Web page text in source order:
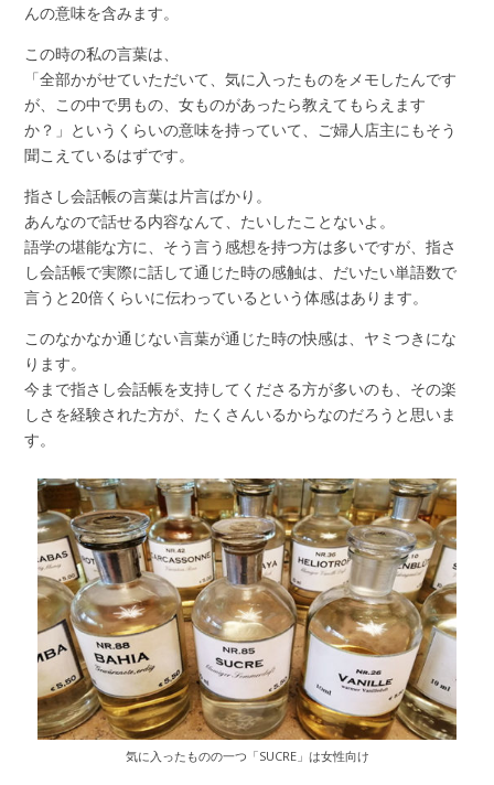
んの意味を含みます。
この時の私の言葉は、
「全部かがせていただいて、気に入ったものをメモしたんです
が、この中で男もの、女ものがあったら教えてもらえます
か？」というくらいの意味を持っていて、ご婦人店主にもそう
聞こえているはずです。
指さし会話帳の言葉は片言ばかり。
あんなので話せる内容なんて、たいしたことないよ。
語学の堪能な方に、そう言う感想を持つ方は多いですが、指さ
し会話帳で実際に話して通じた時の感触は、だいたい単語数で
言うと20倍くらいに伝わっているという体感はあります。
このなかなか通じない言葉が通じた時の快感は、ヤミつきにな
ります。
今まで指さし会話帳を支持してくださる方が多いのも、その楽
しさを経験された方が、たくさんいるからなのだろうと思いま
す。
気に入ったものの一つ「SUCRE」は女性向け